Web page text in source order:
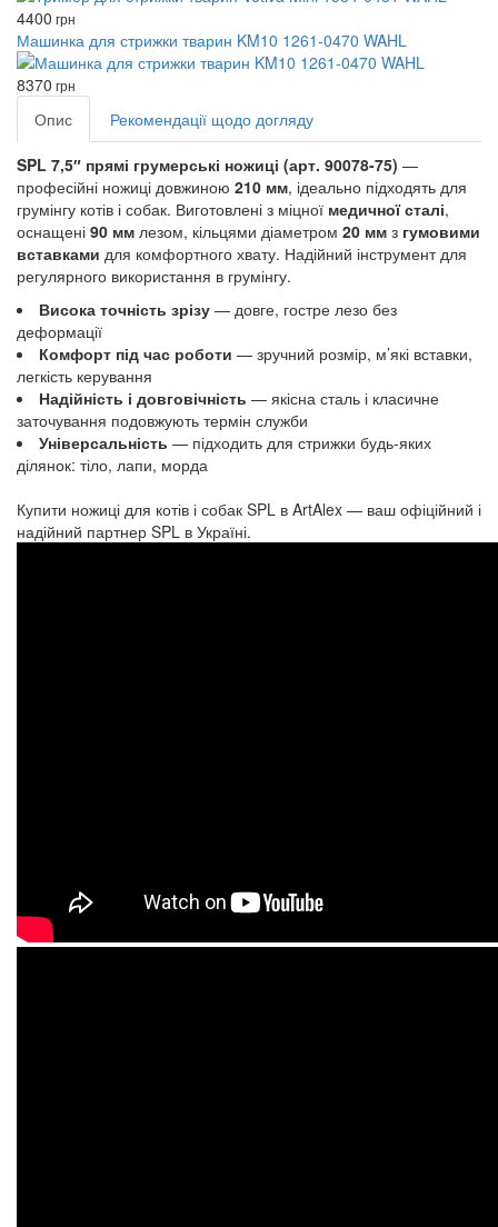
4400 грн
Машинка для стрижки тварин KM10 1261-0470 WAHL
8370 грн
Опис Рекомендації щодо догляду
SPL 7,5″ прямі грумерські ножиці (арт. 90078-75) —
професійні ножиці довжиною 210 мм, ідеально підходять для
грумінгу котів і собак. Виготовлені з міцної медичної сталі,
оснащені 90 мм лезом, кільцями діаметром 20 мм з гумовими
вставками для комфортного хвату. Надійний інструмент для
регулярного використання в грумінгу.
Висока точність зрізу — довге, гостре лезо без
деформації
Комфорт під час роботи — зручний розмір, м’які вставки,
легкість керування
Надійність і довговічність — якісна сталь і класичне
заточування подовжують термін служби
Універсальність — підходить для стрижки будь-яких
ділянок: тіло, лапи, морда
Купити ножиці для котів і собак SPL в ArtAlex — ваш офіційний і
надійний партнер SPL в Україні.